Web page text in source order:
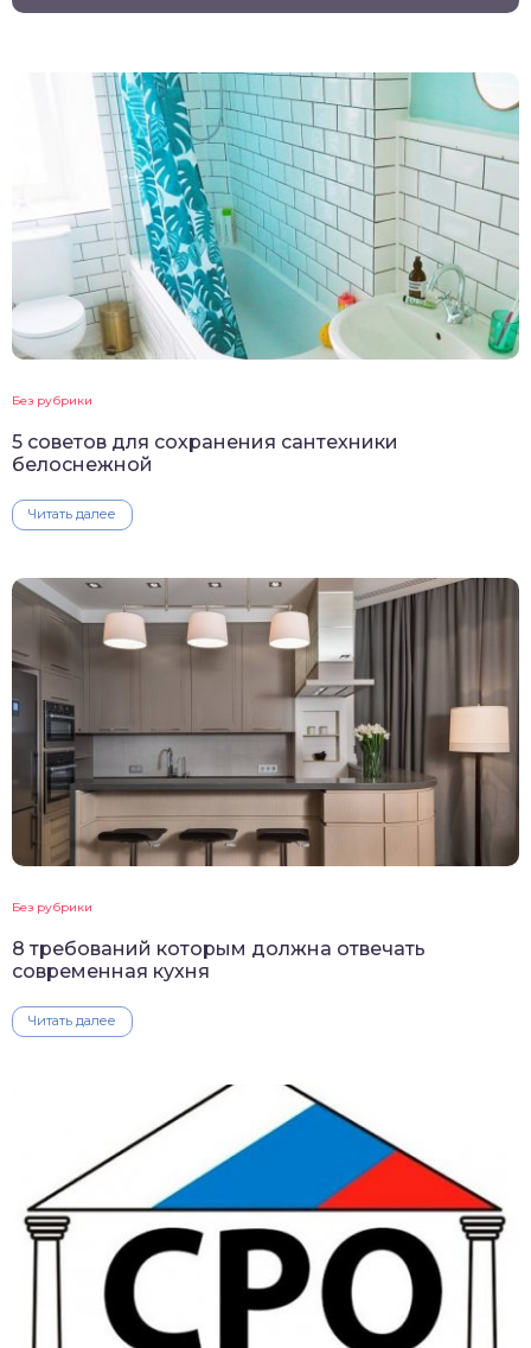
Без рубрики
5 советов для сохранения сантехники
белоснежной
Читать далее
Без рубрики
8 требований которым должна отвечать
современная кухня
Читать далее